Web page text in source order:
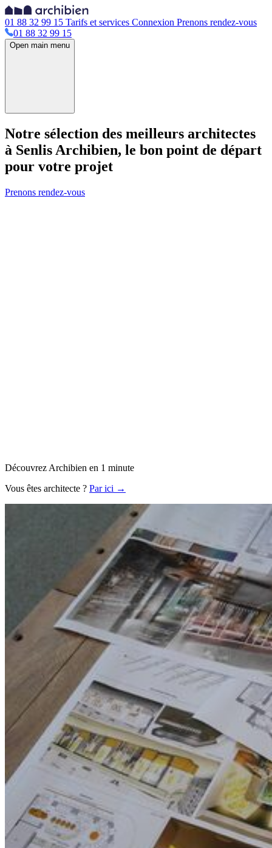
01 88 32 99 15 Tarifs et services Connexion Prenons rendez-vous
01 88 32 99 15
Open main menu
Notre sélection des meilleurs architectes
à Senlis Archibien, le bon point de départ
pour votre projet
Prenons rendez-vous
Découvrez Archibien en 1 minute
Vous êtes architecte ? Par ici →